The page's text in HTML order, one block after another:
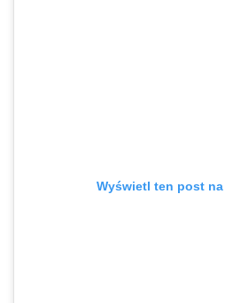
Wyświetl ten post